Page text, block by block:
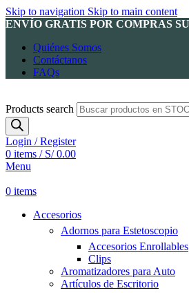
Skip to navigation Skip to main content
ENVÍO GRATIS POR COMPRAS
Quiénes Somos
Contáctanos
FAQs
Products search
Login / Register
0 items / S/0.00
Menu
0 items
Accesorios
Adornos para Estetoscopio
Accesorios Enrollables
Clips
Aromatizadores para Auto
Artículos de Escritorio